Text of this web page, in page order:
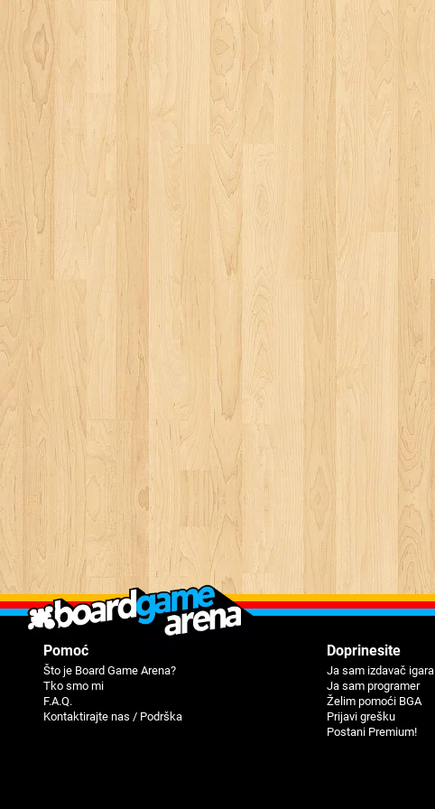
Pomoć
Što je Board Game Arena?
Tko smo mi
F.A.Q.
Kontaktirajte nas / Podrška
Doprinesite
Ja sam izdavač igara
Ja sam programer
Žеlim pomoći BGA
Priјavi grеšku
Postani Premium!